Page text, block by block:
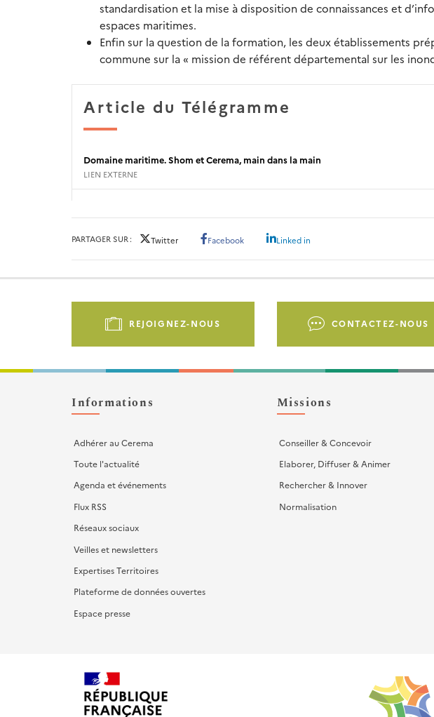
standardisation et la mise à disposition de connaissances et
espaces maritimes.
Enfin sur la question de la formation, les deux établissements
commune sur la « mission de référent départemental sur les
Article du Télégramme
Domaine maritime. Shom et Cerema, main dans la main
LIEN EXTERNE
PARTAGER SUR Twitter Facebook Linked in
Pied
Liens
d'actions
REJOIGNEZ-NOUS CONTACTEZ-NOUS
Informations
Adhérer au Cerema
Toute l'actualité
Agenda et événements
Flux RSS
Réseaux sociaux
Veilles et newsletters
Expertises Territoires
Plateforme de données ouvertes
Espace presse
Missions
Conseiller & Concevoir
Elaborer, Diffuser & Animer
Rechercher & Innover
Normalisation